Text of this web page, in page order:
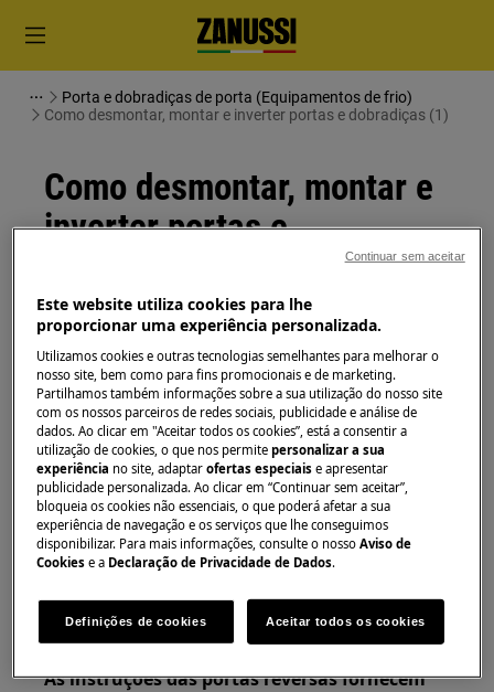
Porta e dobradiças de porta (Equipamentos de frio)
Como desmontar, montar e inverter portas e dobradiças (1)
Como desmontar, montar e
inverter portas e
Solução
Antes de qualquer operação de manutenção,
desligue o aparelho e retire a ficha datomada.
Sempre tome cuidado ao mover os aparelhos, para
os aparelhos pesados são necessárias duas pessoas
para movê-los.
Sempre use luvas de segurança e calçados fechados.
profissional pode ter consequências de segurança se
não for feito corretamente
As instruções das portas reversas fornecem
Este website utiliza cookies para lhe
proporcionar uma experiência personalizada.
Utilizamos cookies e outras tecnologias semelhantes para melhorar o
nosso site, bem como para fins promocionais e de marketing.
Partilhamos também informações sobre a sua utilização do nosso site
com os nossos parceiros de redes sociais, publicidade e análise de
dados. Ao clicar em "Aceitar todos os cookies”, está a consentir a
utilização de cookies, o que nos permitepersonalizar a sua
experiência no site, adaptarofertas especiaise apresentar
publicidade personalizada. Ao clicar em “Continuar sem aceitar”,
bloqueia os cookies não essenciais, o que poderá afetar a sua
experiência de navegação e os serviços que lhe conseguimos
disponibilizar. Para mais informações, consulte o nossoAviso de
Cookies e a Declaração de Privacidade de Dados.
Definições de cookies Aceitar todos os cookies
Continuar sem aceitar